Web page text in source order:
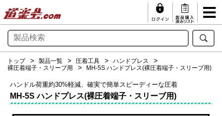
トップ 製品一覧 圧着工具
ハンドプレス
裸圧着端子・スリーブ用
MH-5S ハンドプレス(裸圧着端子・スリーブ用)
ハンドル荷重約30%軽減、確実で簡単スピーディーな圧着
MH-5S ハンドプレス(裸圧着端子・スリーブ用)